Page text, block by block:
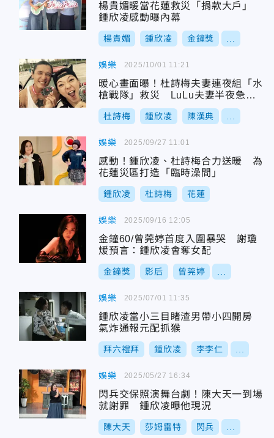
楊貴媚暖當花蓮救災「捐款大戶」
鍾欣凌感動曝內幕
楊貴媚 鍾欣凌 金鐘獎
娛樂
暖心畫面曝！杜詩梅夫妻連夜組「水
槍戰隊」救災 LuLu夫妻半夜急匯
款贊助
杜詩梅 鍾欣凌 陳漢典
2025/10/01 11:21
娛樂
感動！鍾欣凌、杜詩梅合力送暖 為
花蓮災區打造「臨時澡間」
鍾欣凌 杜詩梅 花蓮
2025/09/27 11:01
娛樂
金鐘60/曾莞婷首度入圍暴哭 謝瓊
煖預言：鍾欣凌會奪女配
金鐘獎 影后 曾莞婷
2025/09/16 12:05
娛樂
鍾欣凌當小三目睹渣男帶小四開房
氣炸通報元配抓猴
拜六禮拜 鍾欣凌 李李仁
2025/07/01 11:35
娛樂
閃兵交保照演舞台劇！陳大天一到場
就謝罪 鍾欣凌曝他現況
陳大天 莎姆雷特 閃兵
2025/05/27 16:34